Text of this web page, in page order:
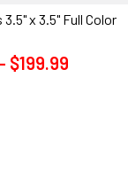
x 3.5" Full Color
$199.99